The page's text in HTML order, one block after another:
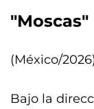
"Moscas"
(México/2026)
Bajo la